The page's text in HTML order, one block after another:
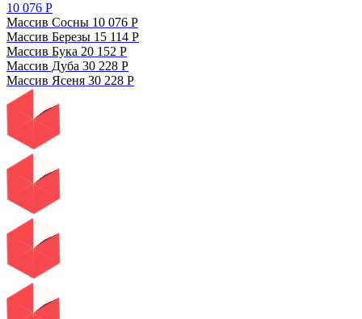
10 076 Р
Массив Сосны 10 076 Р
Массив Березы 15 114 Р
Массив Бука 20 152 Р
Массив Дуба 30 228 Р
Массив Ясеня 30 228 Р